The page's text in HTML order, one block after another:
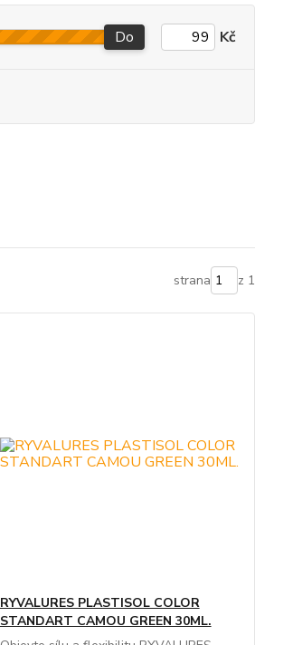
Do Kč
strana z 1
RYVALURES PLASTISOL COLOR
STANDART CAMOU GREEN 30ML.